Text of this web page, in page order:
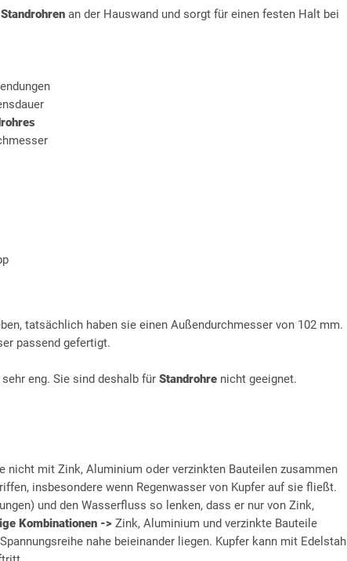
Standrohren an der Hauswand und sorgt für einen festen Halt bei
tatsächlich haben sie einen Außendurchmesser von 102 mm.
passend gefertigt.
eng. Sie sind deshalb für Standrohre nicht geeignet.
nicht mit Zink, Aluminium oder verzinkten Bauteilen zusammen
insbesondere wenn Regenwasser von Kupfer auf sie fließt.
und den Wasserfluss so lenken, dass er nur von Zink,
Kombinationen -> Zink, Aluminium und verzinkte Bauteile
nahe beieinander liegen. Kupfer kann mit Edelstahl